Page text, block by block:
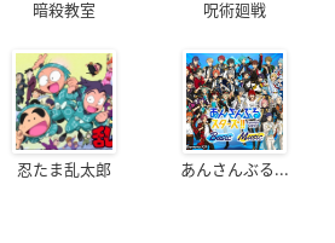
暗殺教室 呪術廻戦
忍たま乱太郎 あんさんぶる...